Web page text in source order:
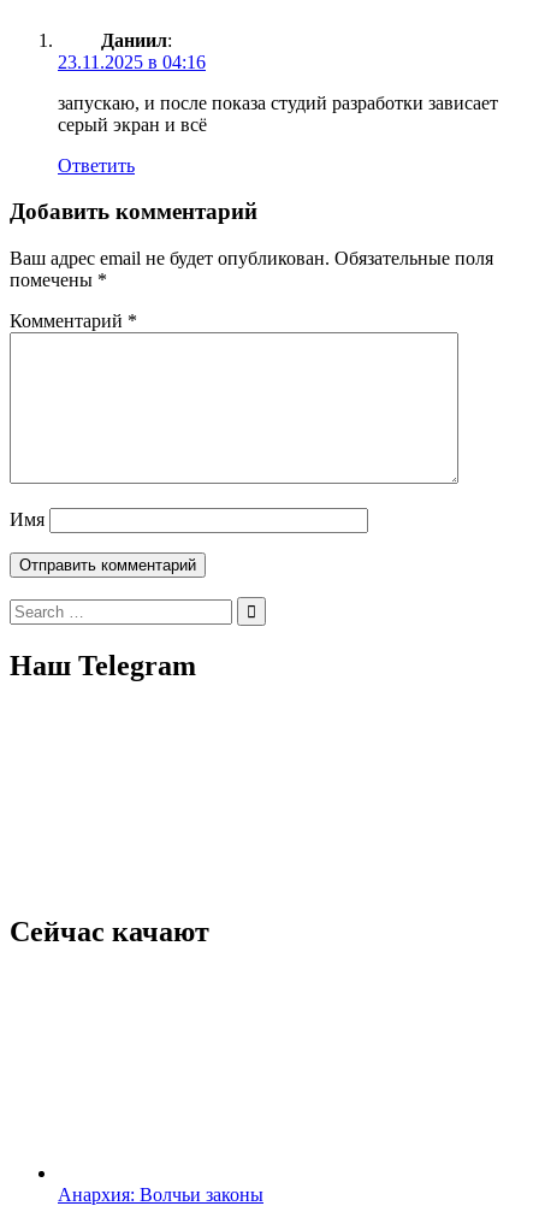
Даниил:
23.11.2025 в 04:16
запускаю, и после показа студий разработки зависает
серый экран и всё
Ответить
Добавить комментарий
Ваш адрес email не будет опубликован. Обязательные поля
помечены *
Комментарий *
Имя
Search
for:
Наш Telegram
Сейчас качают
Анархия: Волчьи законы